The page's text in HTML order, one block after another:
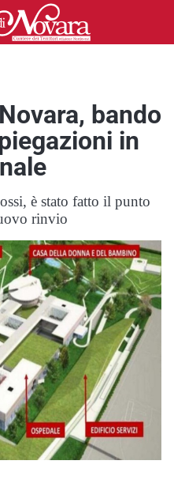
bando
in
è stato fatto il punto
rinvio